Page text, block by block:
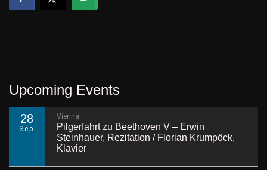
Upcoming Events
28
Sep.
Vienna
Pilgerfahrt zu Beethoven V – Erwin
Steinhauer, Rezitation / Florian Krumpöck,
Klavier